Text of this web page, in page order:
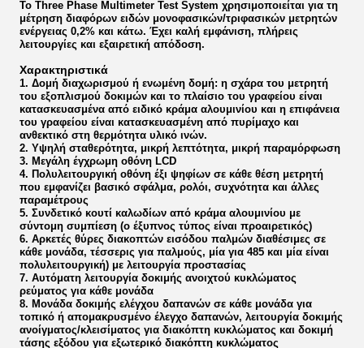
Το Three Phase Multimeter Test System χρησιμοποιείται για τη
μέτρηση διαφόρων ειδών μονοφασικών/τριφασικών μετρητών
ενέργειας 0,2% και κάτω. Έχει καλή εμφάνιση, πλήρεις
λειτουργίες και εξαιρετική απόδοση.
Χαρακτηριστικά
1. Δομή διαχωρισμού ή ενωμένη δομή: η σχάρα του μετρητή
του εξοπλισμού δοκιμών και το πλαίσιο του γραφείου είναι
κατασκευασμένα από ειδικό κράμα αλουμινίου και η επιφάνεια
του γραφείου είναι κατασκευασμένη από πυρίμαχο και
ανθεκτικό στη θερμότητα υλικό ινών.
2. Υψηλή σταθερότητα, μικρή λεπτότητα, μικρή παραμόρφωση
3. Μεγάλη έγχρωμη οθόνη LCD
4. Πολυλειτουργική οθόνη έξι ψηφίων σε κάθε θέση μετρητή
που εμφανίζει βασικό σφάλμα, ρολόι, συχνότητα και άλλες
παραμέτρους
5. Συνδετικό κουτί καλωδίων από κράμα αλουμινίου με
σύντομη συμπίεση (ο έξυπνος τύπος είναι προαιρετικός)
6. Αρκετές θύρες διακοπτών εισόδου παλμών διαθέσιμες σε
κάθε μονάδα, τέσσερις για παλμούς, μία για 485 και μία είναι
πολυλειτουργική) με λειτουργία προστασίας
7. Αυτόματη λειτουργία δοκιμής ανοιχτού κυκλώματος
ρεύματος για κάθε μονάδα
8. Μονάδα δοκιμής ελέγχου δαπανών σε κάθε μονάδα για
τοπικό ή απομακρυσμένο έλεγχο δαπανών, λειτουργία δοκιμής
ανοίγματος/κλεισίματος για διακόπτη κυκλώματος και δοκιμή
τάσης εξόδου για εξωτερικό διακόπτη κυκλώματος